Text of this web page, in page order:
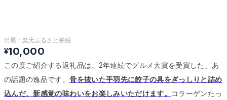
出展： 楽天ふるさと納税
¥10,000
この度ご紹介する返礼品は、2年連続でグルメ大賞を受賞した、あ
の話題の逸品です。骨を抜いた手羽先に餃子の具をぎっしりと詰め
込んだ、新感覚の味わいをお楽しみいただけます。
コラーゲンたっ